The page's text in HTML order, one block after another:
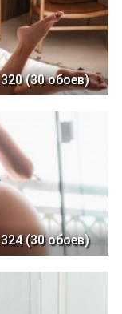
(30 обоев)
(30 обоев)